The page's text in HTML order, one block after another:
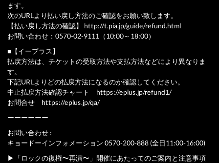
ます。
次のURLより払い戻し方法のご確認をお願い致します。
【払い戻し方法の確認】 http://t.pia.jp/guide/refund.html
お問い合わせ：0570-02-9111（10:00～18:00）
■【イープラス】
払戻方法は、チケットの受取方法や支払方法などにより異なりま
す。
下記URLよりどの払戻方法になるのか確認してください。
中止払戻方法確認チャート https://eplus.jp/refund1/
お問合せ https://eplus.jp/qa/
ーーーーーー
お問い合わせ :
キョードーインフォメーション 0570-200-888 (全日11:00-16:00)
▶︎「ロックの復権〜再演〜」開催にあたってのご案内と注意事項